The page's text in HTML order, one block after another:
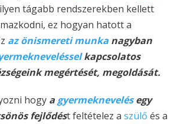
tágabb rendszerekben kellett
ez hogyan hatott a
az önismereti munka nagyban
kapcsolatos
megértését, megoldását.
hogy a gyermeknevelésegy
fejlődést feltételez a szülő és a